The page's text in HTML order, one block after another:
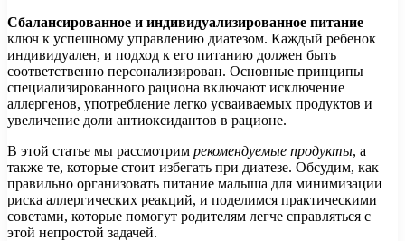
Сбалансированное и индивидуализированное питание –
ключ к успешному управлению диатезом. Каждый ребенок
индивидуален, и подход к его питанию должен быть
соответственно персонализирован. Основные принципы
специализированного рациона включают исключение
аллергенов, употребление легко усваиваемых продуктов и
увеличение доли антиоксидантов в рационе.
В этой статье мы рассмотрим рекомендуемые продукты, а
также те, которые стоит избегать при диатезе. Обсудим, как
правильно организовать питание малыша для минимизации
риска аллергических реакций, и поделимся практическими
советами, которые помогут родителям легче справляться с
этой непростой задачей.